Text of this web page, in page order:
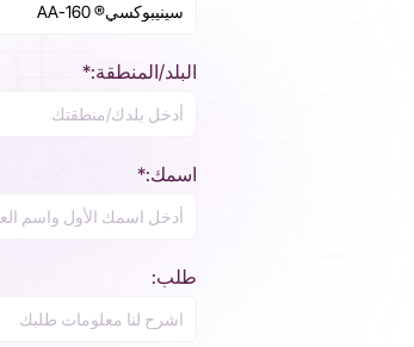
البلد/المنطقة:*
اسمك:*
طلب: